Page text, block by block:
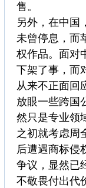
售。
另外，在中国
未曾停息，而
权作品。面对
下架了事，而
从来不正面回
放眼一些跨国
然只是专业领
之初就考虑周
后遭遇商标侵
争议，显然已
不敬畏付出代